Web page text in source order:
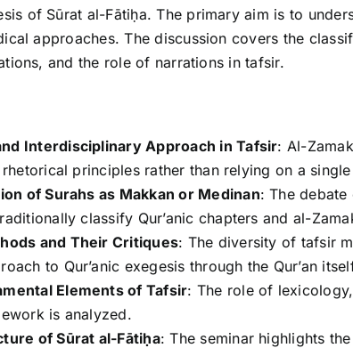
of Sūrat al-Fātiḥa. The primary aim is to
approaches. The discussion covers the
and the role of narrations in tafsir.
Interdisciplinary Approach in Tafsir: Al-
principles rather than relying on a
of Surahs as Makkan or Medinan: The
classify Qur’anic chapters and al-
and Their Critiques: The diversity of tafsir
to Qur’anic exegesis through the Qur’an
Elements of Tafsir: The role of
is analyzed.
of Sūrat al-Fātiḥa: The seminar highlights